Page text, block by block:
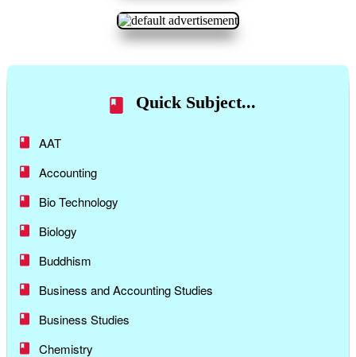
Quick Subject...
AAT
Accounting
Bio Technology
Biology
Buddhism
Business and Accounting Studies
Business Studies
Chemistry